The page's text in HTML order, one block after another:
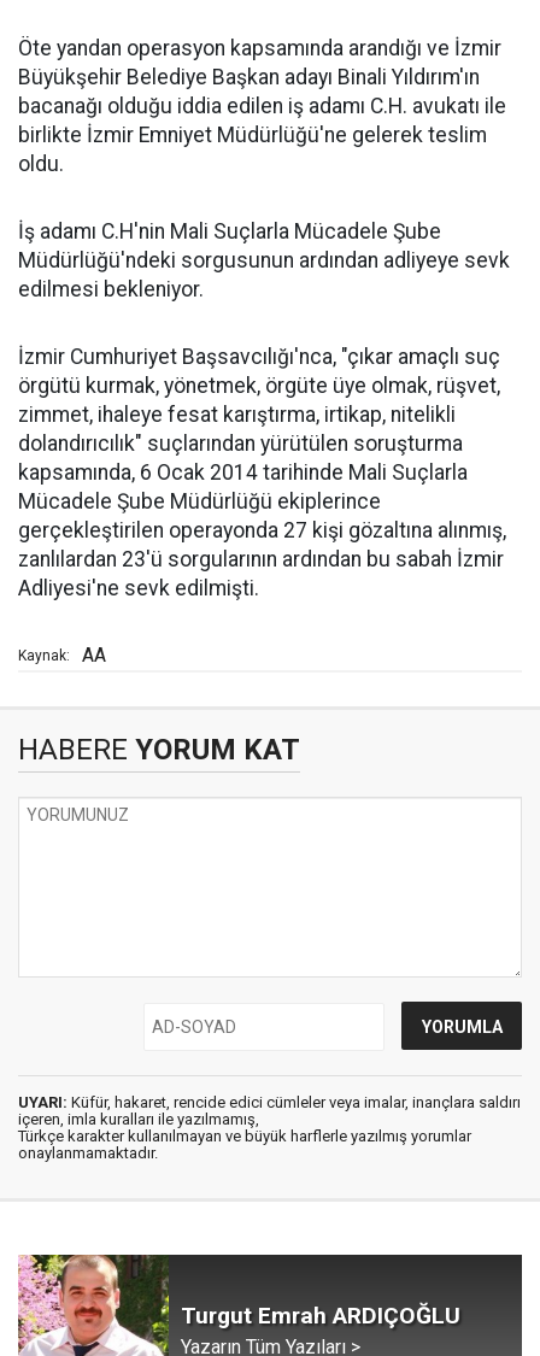
Öte yandan operasyon kapsamında arandığı ve İzmir
Büyükşehir Belediye Başkan adayı Binali Yıldırım'ın
bacanağı olduğu iddia edilen iş adamı C.H. avukatı ile
birlikte İzmir Emniyet Müdürlüğü'ne gelerek teslim
oldu.
İş adamı C.H'nin Mali Suçlarla Mücadele Şube
Müdürlüğü'ndeki sorgusunun ardından adliyeye sevk
edilmesi bekleniyor.
İzmir Cumhuriyet Başsavcılığı'nca, "çıkar amaçlı suç
örgütü kurmak, yönetmek, örgüte üye olmak, rüşvet,
zimmet, ihaleye fesat karıştırma, irtikap, nitelikli
dolandırıcılık" suçlarından yürütülen soruşturma
kapsamında, 6 Ocak 2014 tarihinde Mali Suçlarla
Mücadele Şube Müdürlüğü ekiplerince
gerçekleştirilen operayonda 27 kişi gözaltına alınmış,
zanlılardan 23'ü sorgularının ardından bu sabah İzmir
Adliyesi'ne sevk edilmişti.
Kaynak: AA
HABERE YORUM KAT
UYARI: Küfür, hakaret, rencide edici cümleler veya imalar, inançlara saldırı
içeren, imla kuralları ile yazılmamış,
Türkçe karakter kullanılmayan ve büyük harflerle yazılmış yorumlar
onaylanmamaktadır.
Turgut Emrah ARDIÇOĞLU
Yazarın Tüm Yazıları >